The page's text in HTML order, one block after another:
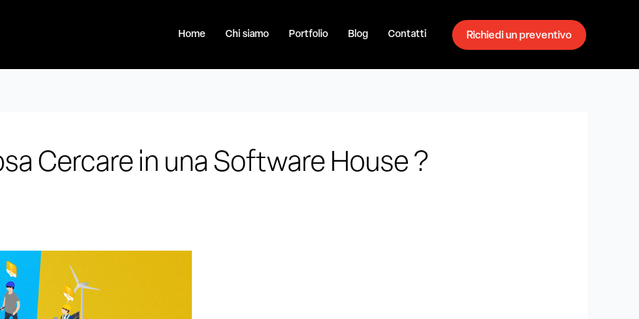
Home Chi siamo Portfolio Blog Contatti Richiedi un preventivo
Cercare in una Software House ?